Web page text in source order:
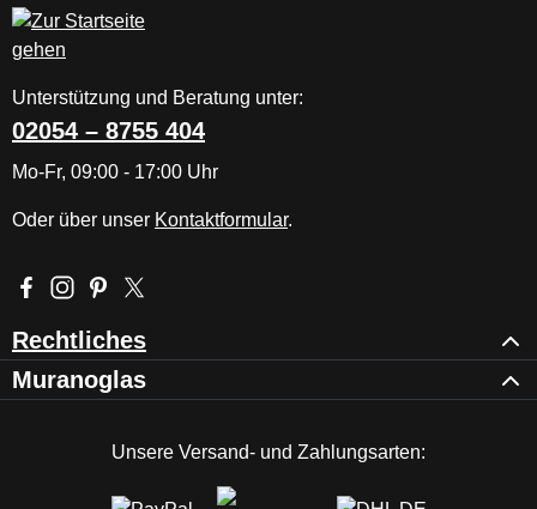
Unterstützung und Beratung unter:
02054 – 8755 404
Mo-Fr, 09:00 - 17:00 Uhr
Oder über unser Kontaktformular.
Besuche uns auf Facebook – öffnet in neuem Tab (externer
Schau auf Instagram vorbei – öffnet in neuem Tab
Lass dich auf Pinterest inspirieren – öffnet in neuem
Folge uns auf X – öffnet in neuem Tab (externer
Rechtliches
Muranoglas
Unsere Versand- und Zahlungsarten: